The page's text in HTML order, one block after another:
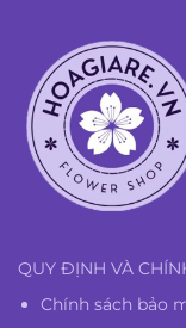
QUY ĐỊNH VÀ
Chính sách bảo